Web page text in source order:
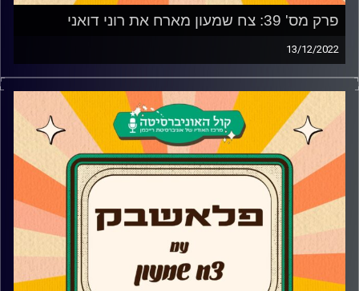
פרק מס' 39: צח שמעון מארח את רוני דואני
13/12/2022
רוני דואני מגיעה לאולפן פלאשבק כדי לספר על הצעדים
הראשונים בעולם המוזיקה, איך זה מרגיש להיות האישה
הראשונה שהביאה את הפופ הטהור לישראל, איזה פסטיגל היא
הכי אהבה והאם היא זוכרת את כל הפסטיגלים שהיא השתתפה
בהם? בנוסף, רוני מגיעה לספר למה החליטה לקחת הפסקה
ומה הסיבה שהחליטה לחזור.
קרדיט תמונות:AudioVersity